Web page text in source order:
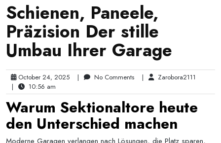
Schienen, Paneele,
Präzision Der stille
Umbau Ihrer Garage
October 24, 2025 | No Comments |
Zarobora2111
|
10:56 am
Warum Sektionaltore heute
den Unterschied machen